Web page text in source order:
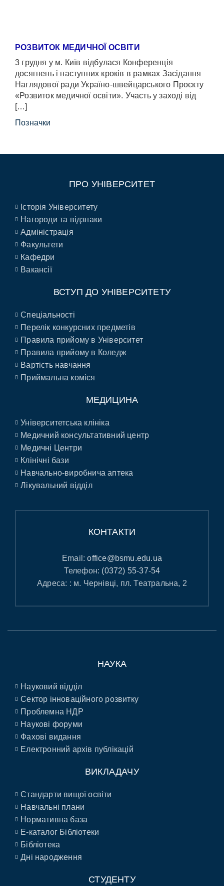
РОЗВИТОК МЕДИЧНОЇ ОСВІТИ
3 грудня у м. Київ відбулася Конференція
досягнень і наступних кроків в рамках Засідання
Наглядової ради Україно-швейцарського Проєкту
«Розвиток медичної освіти». Участь у заході від
[…]
Позначки
ПРО УНІВЕРСИТЕТ
Історія Університету
Нагороди та відзнаки
Адміністрація
Факультети
Кафедри
Вакансії
ВСТУП ДО УНІВЕРСИТЕТУ
Спеціальності
Перелік конкурсних предметів
Правила прийому в Університет
Правила прийому в Коледж
Вартість навчання
Приймальна коміся
МЕДИЦИНА
Університетська клініка
Медичний консультативний центр
Медичні Центри
Клінічні бази
Навчально-виробнича аптека
Лікувальний відділ
КОНТАКТИ
Email:office@bsmu.edu.ua
Телефон: (0372) 55-37-54
Адреса: : м. Чернівці, пл. Театральна, 2
НАУКА
Науковий відділ
Сектор інноваційного розвитку
Проблемна НДР
Наукові форуми
Фахові видання
Електронний архів публікацій
ВИКЛАДАЧУ
Стандарти вищої освіти
Навчальні плани
Нормативна база
E-каталог Бібліотеки
Бібліотека
Дні народження
СТУДЕНТУ